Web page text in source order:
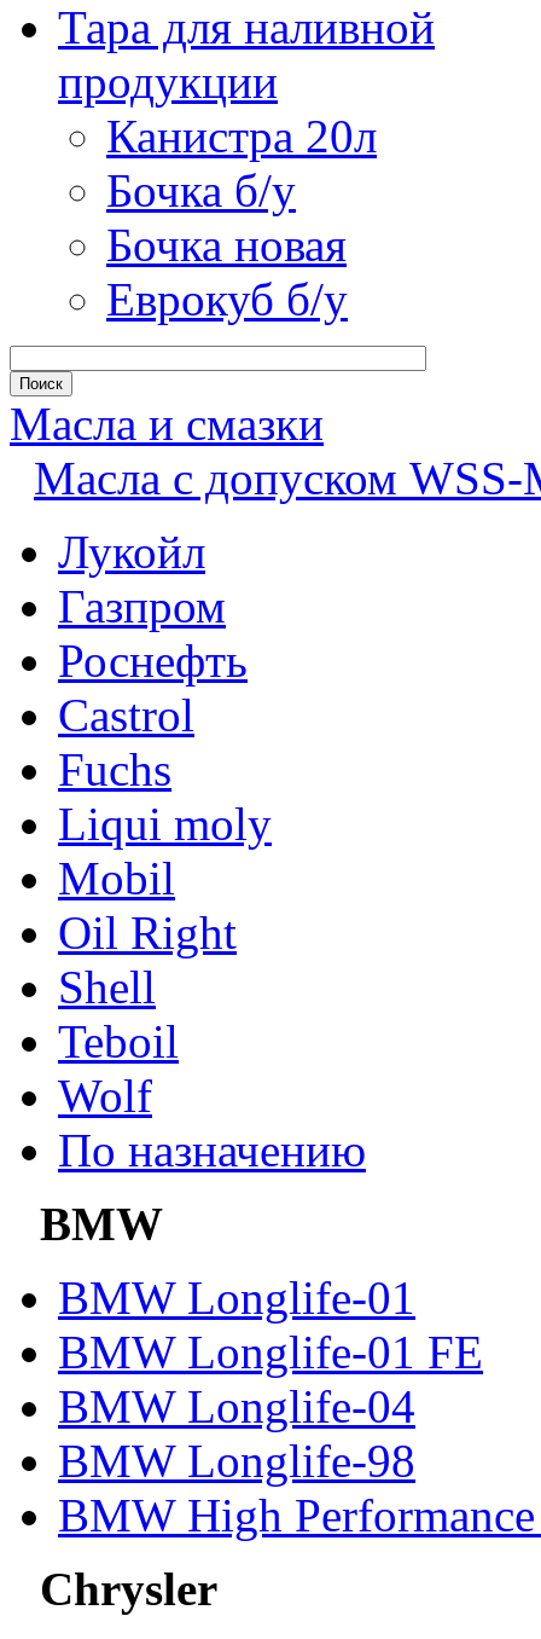
Тара для наливной
продукции
Канистра 20л
Бочка б/у
Бочка новая
Еврокуб б/у
Масла и смазки
Масла с допуском
Лукойл
Газпром
Роснефть
Castrol
Fuchs
Liqui moly
Mobil
Oil Right
Shell
Teboil
Wolf
По назначению
BMW
BMW Longlife-01
BMW Longlife-01 FE
BMW Longlife-04
BMW Longlife-98
BMW High
Chrysler